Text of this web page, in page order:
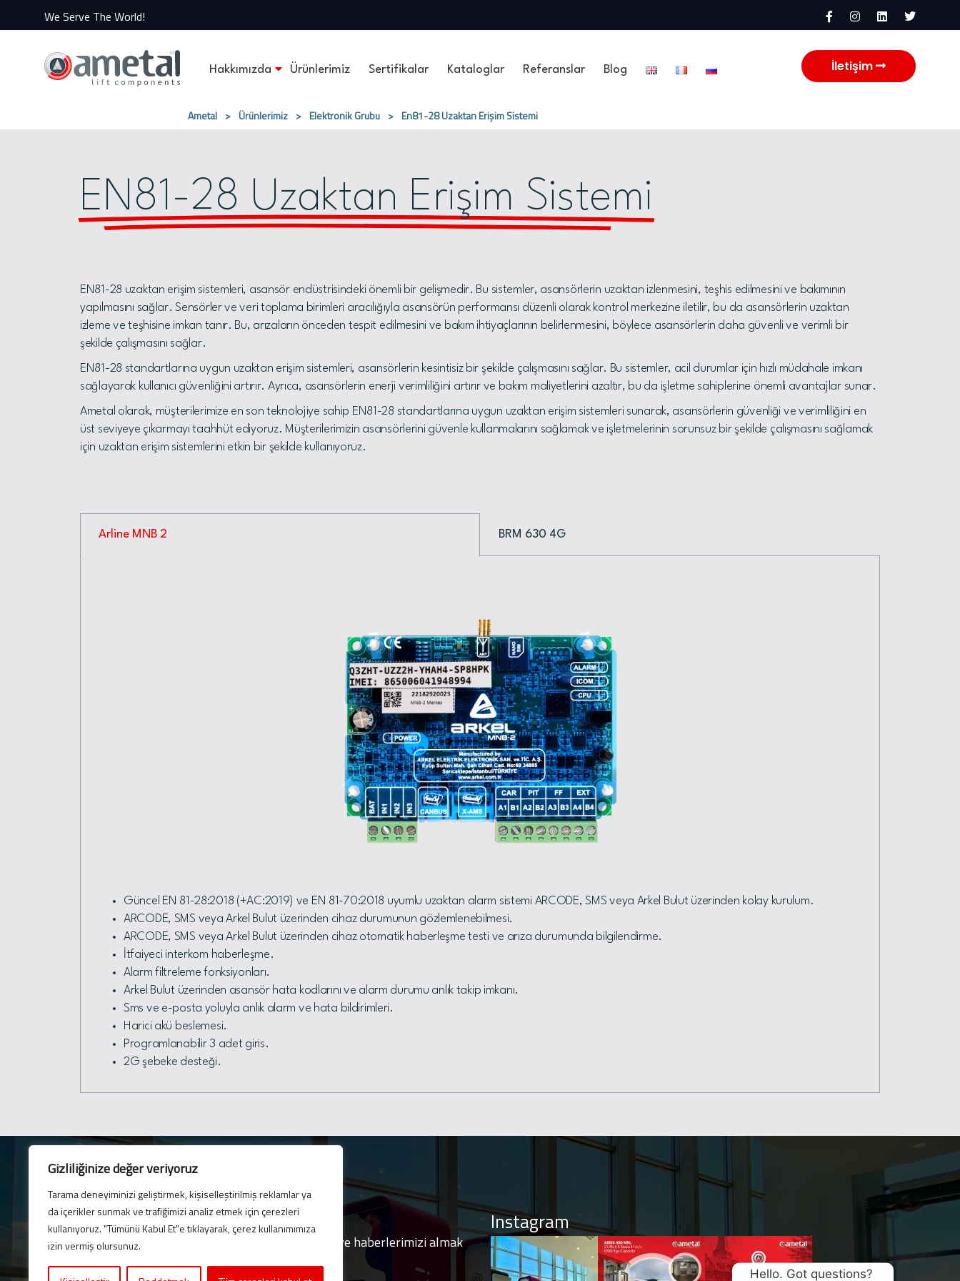
Gizliliğinize değer veriyoruz
Tarama deneyiminizi geliştirmek, kişiselleştirilmiş reklamlar ya
da içerikler sunmak ve trafiğimizi analiz etmek için çerezleri
kullanıyoruz. "Tümünü Kabul Et"e tıklayarak, çerez kullanımımıza
izin vermiş olursunuz.
We Serve The World!
Hakkımızda Ürünlerimiz Sertifikalar Kataloglar Referanslar Blog İletişim
Ametal > Ürünlerimiz > Elektronik Grubu > En81-28 Uzaktan Erişim Sistemi
EN81-28 Uzaktan Erişim Sistemi
EN81-28 uzaktan erişim sistemleri, asansör endüstrisindeki önemli bir gelişmedir. Bu sistemler, asansörlerin uzaktan izlenmesini, teşhis edilmesini ve bakımının
yapılmasını sağlar. Sensörler ve veri toplama birimleri aracılığıyla asansörün performansı düzenli olarak kontrol merkezine iletilir, bu da asansörlerin uzaktan
izleme ve teşhisine imkan tanır. Bu, arızaların önceden tespit edilmesini ve bakım ihtiyaçlarının belirlenmesini, böylece asansörlerin daha güvenli ve verimli bir
şekilde çalışmasını sağlar.
EN81-28 standartlarına uygun uzaktan erişim sistemleri, asansörlerin kesintisiz bir şekilde çalışmasını sağlar. Bu sistemler, acil durumlar için hızlı müdahale imkanı
sağlayarak kullanıcı güvenliğini artırır. Ayrıca, asansörlerin enerji verimliliğini artırır ve bakım maliyetlerini azaltır, bu da işletme sahiplerine önemli avantajlar sunar.
Ametal olarak, müşterilerimize en son teknolojiye sahip EN81-28 standartlarına uygun uzaktan erişim sistemleri sunarak, asansörlerin güvenliği ve verimliliğini en
üst seviyeye çıkarmayı taahhüt ediyoruz. Müşterilerimizin asansörlerini güvenle kullanmalarını sağlamak ve işletmelerinin sorunsuz bir şekilde çalışmasını sağlamak
için uzaktan erişim sistemlerini etkin bir şekilde kullanıyoruz.
Arline MNB 2 BRM 630 4G
Güncel EN 81-28:2018 (+AC:2019) ve EN 81-70:2018 uyumlu uzaktan alarm sistemi ARCODE, SMS veya Arkel Bulut üzerinden kolay kurulum.
ARCODE, SMS veya Arkel Bulut üzerinden cihaz durumunun gözlemlenebilmesi.
ARCODE, SMS veya Arkel Bulut üzerinden cihaz otomatik haberleşme testi ve arıza durumunda bilgilendirme.
İtfaiyeci interkom haberleşme.
Alarm filtreleme fonksiyonları.
Arkel Bulut üzerinden asansör hata kodlarını ve alarm durumu anlık takip imkanı.
Sms ve e-posta yoluyla anlık alarm ve hata bildirimleri.
Harici akü beslemesi.
Programlanabilir 3 adet giris.
2G şebeke desteği.
E-Bülten
En son güncellemelerimizi ve haberlerimizi almak
için bültenimize abone olun
Instagram
Hello. Got questions?